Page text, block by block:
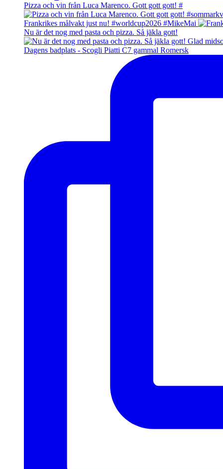
Pizza och vin från Luca Marenco. Gott gott gott! #
Frankrikes målvakt just nu! #worldcup2026 #MikeMai
Nu är det nog med pasta och pizza. Så jäkla gott!
Dagens badplats - Scogli Piatti C7 gammal Romersk